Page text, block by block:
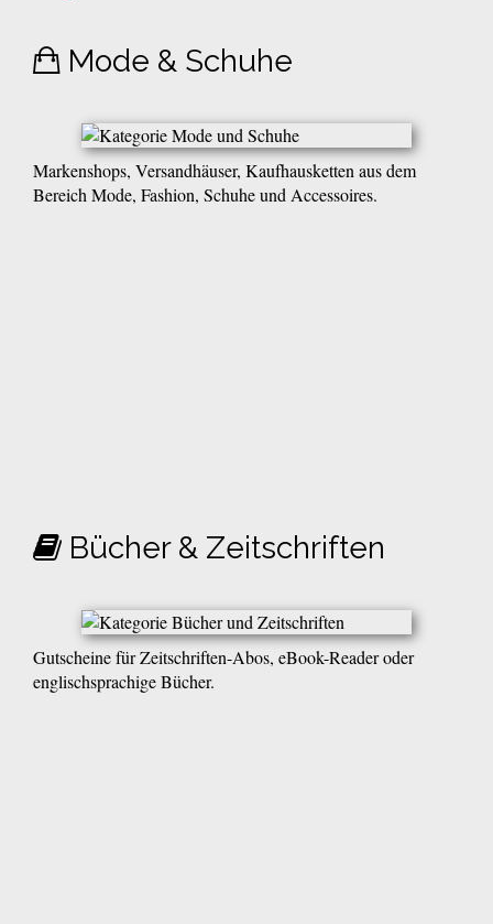
Mode & Schuhe
Markenshops, Versandhäuser, Kaufhausketten aus dem
Bereich Mode, Fashion, Schuhe und Accessoires.
Bücher & Zeitschriften
Gutscheine für Zeitschriften-Abos, eBook-Reader oder
englischsprachige Bücher.